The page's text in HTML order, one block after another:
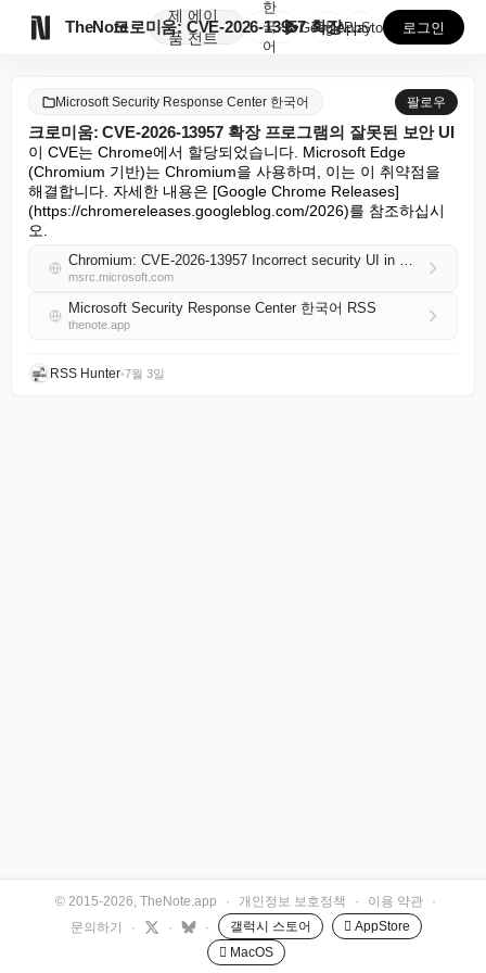
TheNote
제
품
에이
전트
크로미움: CVE-2026-13957 확장 프로그램의 ...
한
국
어
GooglePlay
AppStore 로그인
Microsoft Security Response Center 한국어 팔로우
크로미움: CVE-2026-13957 확장 프로그램의 잘못된 보안 UI
이 CVE는 Chrome에서 할당되었습니다. Microsoft Edge
(Chromium 기반)는 Chromium을 사용하며, 이는 이 취약점을
해결합니다. 자세한 내용은 [Google Chrome Releases]
(https://chromereleases.googleblog.com/2026)를 참조하십시
오.
Chromium: CVE-2026-13957 Incorrect security UI in Extensions
msrc.microsoft.com
Microsoft Security Response Center 한국어 RSS
thenote.app
RSS Hunter•7월 3일
© 2015-2026, TheNote.app · 개인정보 보호정책 · 이용 약관
·
문의하기
· · · 갤럭시 스토어
 AppStore
 MacOS